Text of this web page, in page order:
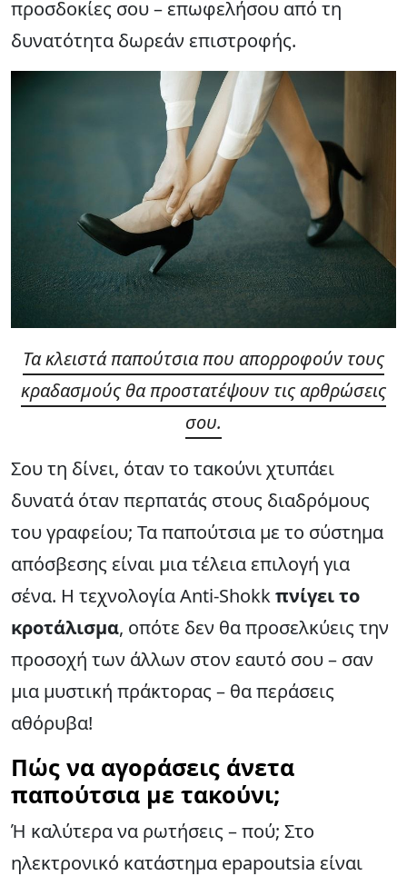
προσδοκίες σου – επωφελήσου από τη
δυνατότητα δωρεάν επιστροφής.
Τα κλειστά παπούτσια που απορροφούν τους
κραδασμούς θα προστατέψουν τις αρθρώσεις
σου.
Σου τη δίνει, όταν το τακούνι χτυπάει
δυνατά όταν περπατάς στους διαδρόμους
του γραφείου; Τα παπούτσια με το σύστημα
απόσβεσης είναι μια τέλεια επιλογή για
σένα. Η τεχνολογία Anti-Shokkπνίγει το
κροτάλισμα, οπότε δεν θα προσελκύεις την
προσοχή των άλλων στον εαυτό σου – σαν
μια μυστική πράκτορας – θα περάσεις
αθόρυβα!
Πώς να αγοράσεις άνετα
παπούτσια με τακούνι;
Ή καλύτερα να ρωτήσεις – πού; Στο
ηλεκτρονικό κατάστημα epapoutsia είναι